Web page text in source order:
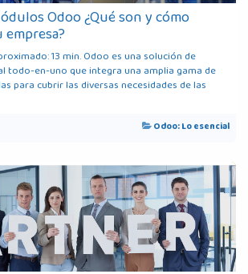
Odoo ¿Qué son y cómo
13 min. Odoo es una solución de
todo-en-uno que integra una amplia gama de
para cubrir las diversas necesidades de las
Odoo: Lo esencial